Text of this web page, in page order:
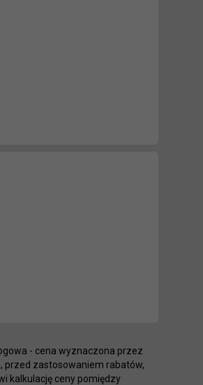
- cena wyznaczona przez
przed zastosowaniem rabatów,
kalkulację ceny pomiędzy